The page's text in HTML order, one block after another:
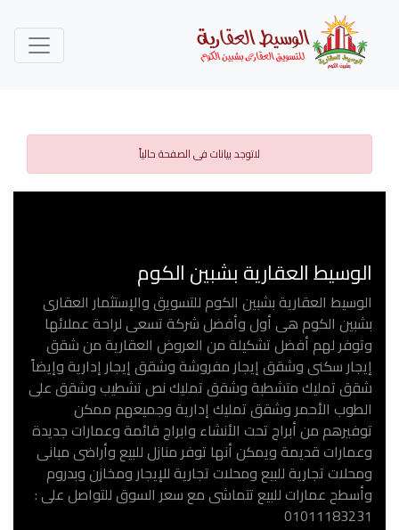
لاتوجد بيانات فى الصفحة حالياً
الوسيط العقارية بشبين الكوم
الوسيط العقارية بشبين الكوم للتسويق والإستثمار العقارى
بشبين الكوم هى أول وأفضل شركة تسعى لراحة عملائها
وتوفر لهم أفضل تشكيلة من العروض العقارية من شقق
إيجار سكنى وشقق إيجار مفروشة وشقق إيجار إدارية وإيضاً
شقق تمليك متشطبة وشقق تمليك نص تشطيب وشقق على
الطوب الأحمر وشقق تمليك إدارية وجميعهم ممكن
توفيرهم من أبراج تحت الأنشاء وابراج قائمة وعمارات جديدة
وعمارات قديمة ويمكن أنها توفر منازل للبيع وأراضى مبانى
ومحلات تجارية للبيع ومحلات تجارية للإيجار ومخازن وبدروم
وأسطح عمارات للبيع تتماشى مع سعر السوق للتواصل على :
01011183231